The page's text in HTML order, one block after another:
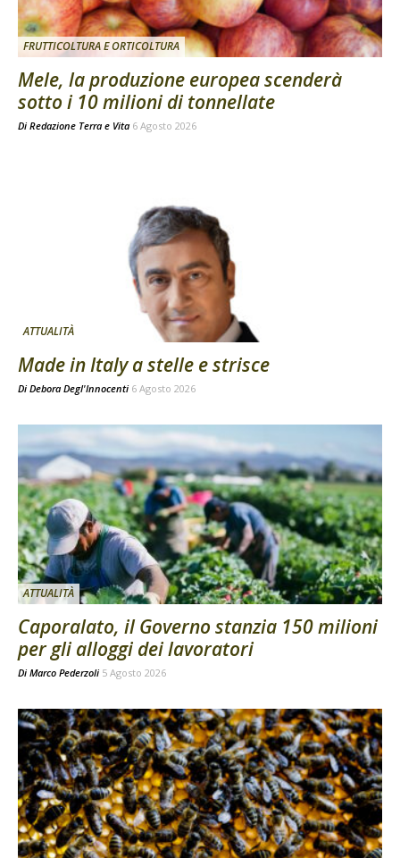
FRUTTICOLTURA E ORTICOLTURA
Mele, la produzione europea scenderà
sotto i 10 milioni di tonnellate
Di Redazione Terra e Vita 6 Agosto 2026
ATTUALITÀ
Made in Italy a stelle e strisce
Di Debora Degl'Innocenti 6 Agosto 2026
ATTUALITÀ
Caporalato, il Governo stanzia 150 milioni
per gli alloggi dei lavoratori
Di Marco Pederzoli 5 Agosto 2026